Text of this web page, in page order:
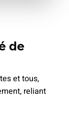
de
et tous,
reliant